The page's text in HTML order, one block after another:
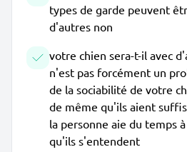
types de garde peuvent
d'autres non
votre chien sera-t-il avec
n'est pas forcément un
de la sociabilité de votre
de même qu'ils aient
la personne aie du temps
qu'ils s'entendent